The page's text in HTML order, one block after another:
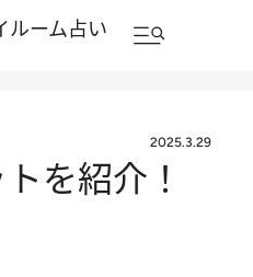
ルーム占い
2025.3.29
を紹介！